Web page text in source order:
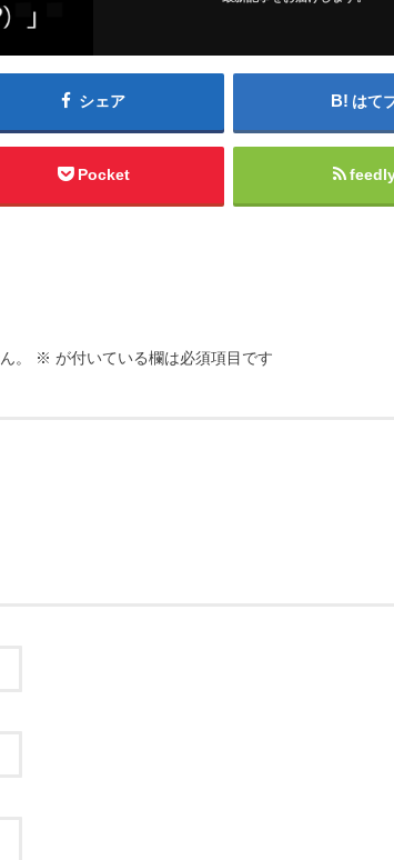
シェア はて
Pocket
。 ※ が付いている欄は必須項目です